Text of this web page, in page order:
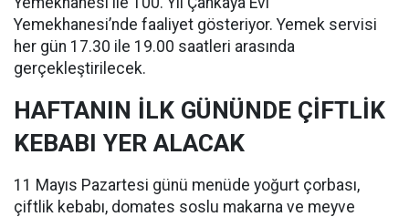
Yemekhanesi’nde faaliyet gösteriyor. Yemek servisi
her gün 17.30 ile 19.00 saatleri arasında
gerçekleştirilecek.
HAFTANIN İLK GÜNÜNDE ÇİFTLİK
KEBABI YER ALACAK
11 Mayıs Pazartesi günü menüde yoğurt çorbası,
çiftlik kebabı, domates soslu makarna ve meyve